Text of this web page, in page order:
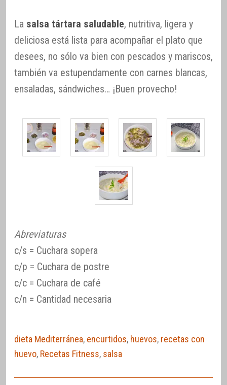
La salsa tártara saludable, nutritiva, ligera y
deliciosa está lista para acompañar el plato que
desees, no sólo va bien con pescados y mariscos,
también va estupendamente con carnes blancas,
ensaladas, sándwiches… ¡Buen provecho!
Abreviaturas
c/s = Cuchara sopera
c/p = Cuchara de postre
c/c = Cuchara de café
c/n = Cantidad necesaria
dieta Mediterránea, encurtidos, huevos, recetas con
huevo, Recetas Fitness, salsa